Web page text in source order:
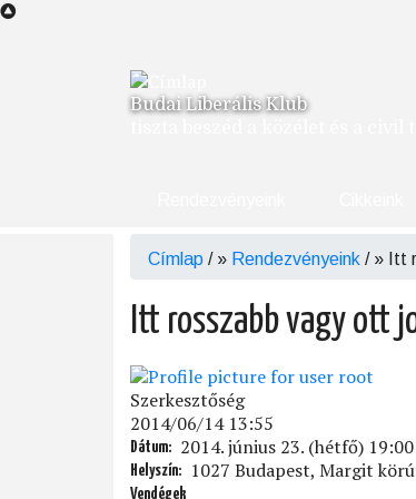
Ugrás
Budai Liberális Klub
Morzsa
Címlap / Rendezvényeink / Itt
Itt rosszabb vagy ott
Szerkesztőség
2014/06/14 13:55
Dátum 2014. június 23. (hétfő) 19:00
Helyszín 1027 Budapest, Margit
Vendégek